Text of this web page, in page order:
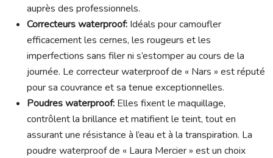
auprès des professionnels.
Correcteurs waterproof: Idéals pour camoufler
efficacement les cernes, les rougeurs et les
imperfections sans filer ni s’estomper au cours de la
journée. Le correcteur waterproof de « Nars » est réputé
pour sa couvrance et sa tenue exceptionnelles.
Poudres waterproof: Elles fixent le maquillage,
contrôlent la brillance et matifient le teint, tout en
assurant une résistance à l’eau et à la transpiration. La
poudre waterproof de « Laura Mercier » est un choix